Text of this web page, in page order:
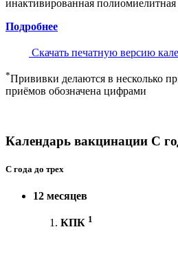
инактивированная
Подробнее
Скачать печатную версию
*Прививки делаются в несколько
приёмов обозначена цифрами
Календарь вакцинации С
С года до трех
12 месяцев
КПК 1